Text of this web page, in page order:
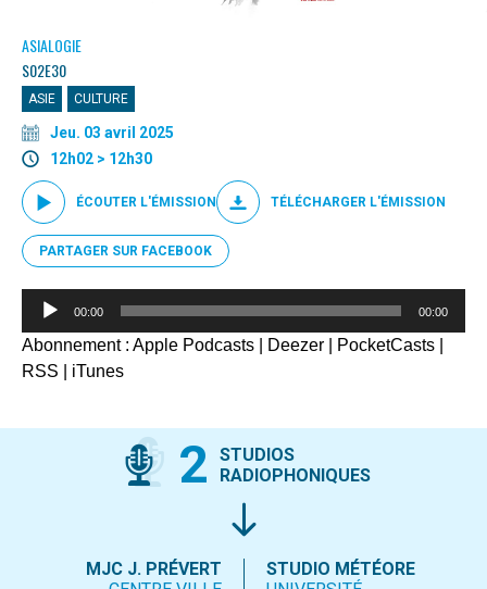
ASIALOGIE
S02E30
ASIE CULTURE
Jeu. 03 avril 2025
12h02 > 12h30
ÉCOUTER L'ÉMISSION TÉLÉCHARGER L'ÉMISSION
PARTAGER SUR FACEBOOK
Lecteur
00:00 00:00
Abonnement : Apple Podcasts Deezer PocketCasts
RSS
iTunes
2
STUDIOS
RADIOPHONIQUES
MJC J. PRÉVERT
STUDIO MÉTÉORE